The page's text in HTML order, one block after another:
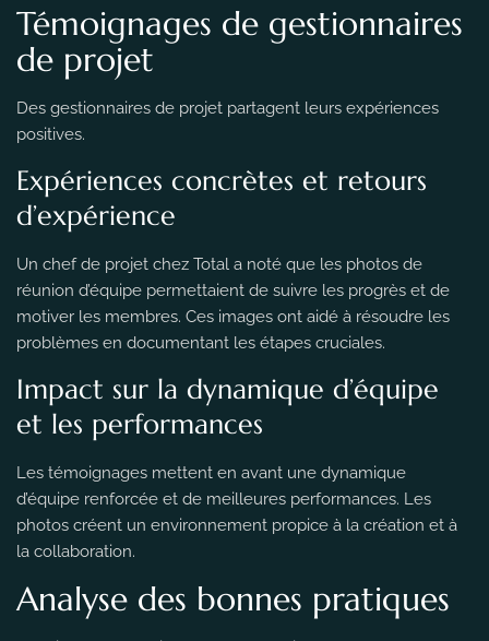
Témoignages de gestionnaires
de projet
Des gestionnaires de projet partagent leurs expériences
positives.
Expériences concrètes et retours
d’expérience
Un chef de projet chez Total a noté que les photos de
réunion d’équipe permettaient de suivre les progrès et de
motiver les membres. Ces images ont aidé à résoudre les
problèmes en documentant les étapes cruciales.
Impact sur la dynamique d’équipe
et les performances
Les témoignages mettent en avant une dynamique
d’équipe renforcée et de meilleures performances. Les
photos créent un environnement propice à la création et à
la collaboration.
Analyse des bonnes pratiques